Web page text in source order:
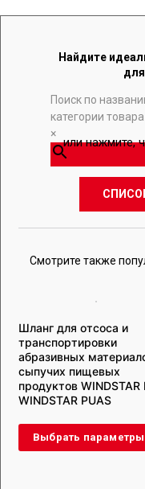
Найдите
Поиск по
категории товара
×
или нажмите,
Смотрите также
Шланг для отсоса и
транспортировки
абразивных
сыпучих пищевых
продуктов WINDSTAR
WINDSTAR PUAS
Выбрать